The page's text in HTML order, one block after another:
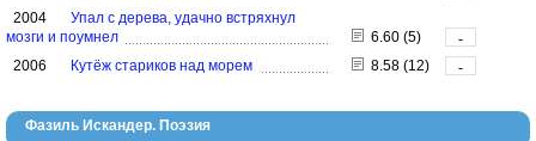
2004
Упал с дерева, удачно встряхнул
мозги и поумнел
6.60 (5)
-
2006
Кутёж стариков над морем 8.58 (12) -
Фазиль Искандер. Поэзия